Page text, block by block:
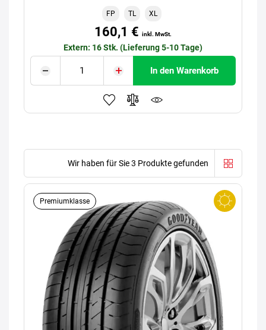
FP TL XL
160,1 € inkl. MwSt.
Extern: 16 Stk. (Lieferung 5-10 Tage)
In den Warenkorb
Wir haben für Sie 3 Produkte gefunden
Premiumklasse